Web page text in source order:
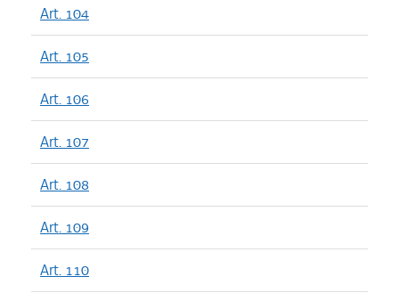
Art. 104
Art. 105
Art. 106
Art. 107
Art. 108
Art. 109
Art. 110